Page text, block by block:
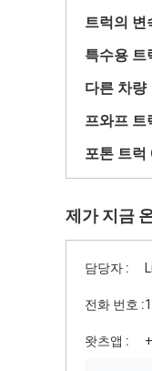
트럭의 변
특수용 트
다른 차량
프와프 트
포톤 트럭
제가 지금
담당자 : Li
전화 번호 :
왓츠앱 :